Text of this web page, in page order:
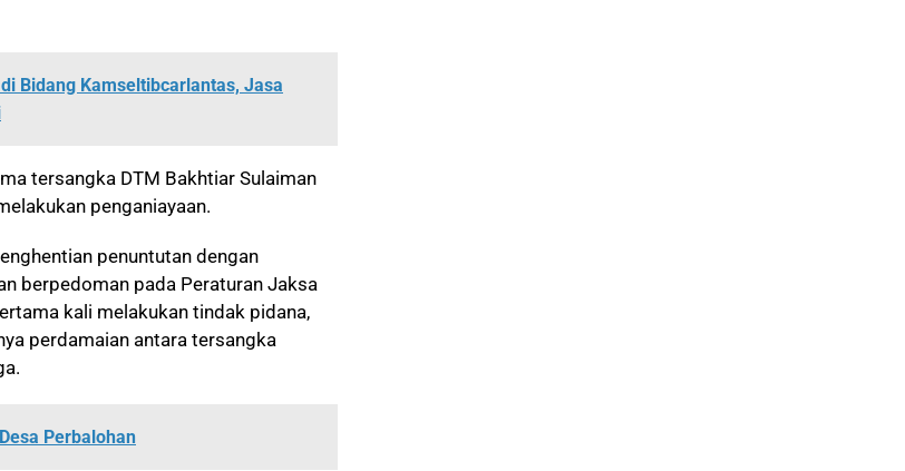
Bidang Kamseltibcarlantas, Jasa
tersangka DTM Bakhtiar Sulaiman
penganiayaan.
penuntutan dengan
berpedoman pada Peraturan Jaksa
kali melakukan tindak pidana,
perdamaian antara tersangka
Perbalohan